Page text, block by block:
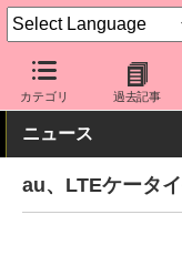
カテゴリ 過去記事
ケータイ Watch キャリ
ニュース
au、LTEケータ